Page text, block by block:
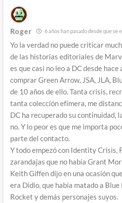
Roger 6 años han pasado desde que se
Yo la verdad no puede criticar
de las historias editoriales de
es que casi no leo a DC desde hace
comprar Green Arrow, JSA, JLA,
de 10 años de ello. Tanta crisis,
tanta colección efímera, me
DC ha recuperado su continuidad,
no. Y lo peor es que me importa
parte del contacto.
Y todo empezó con Identity Crisis,
zarandajas que no había Grant
Keith Giffen dijo en una ocasión
era Didio, que había matado a
Rocket y demás personajes suyos.